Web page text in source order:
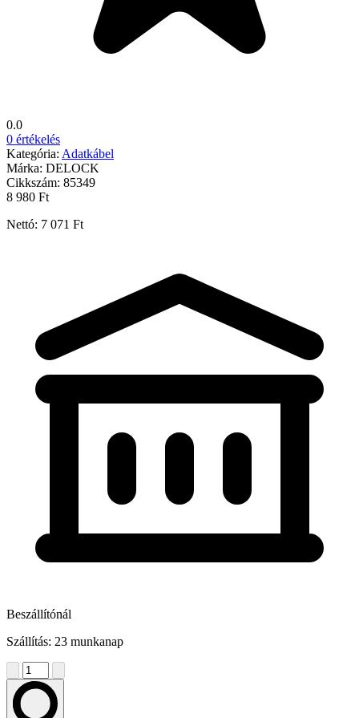
0.0
0 értékelés
Kategória: Adatkábel
Márka: DELOCK
Cikkszám: 85349
8 980 Ft
Nettó: 7 071 Ft
Beszállítónál
Szállítás: 23 munkanap